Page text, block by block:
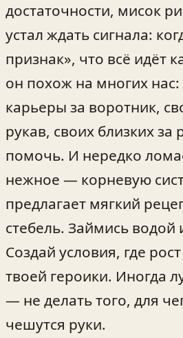
достаточности, мисок
устал ждать сигнала:
признак», что всё идёт
он похож на многих
карьеры за воротник,
рукав, своих близких
помочь. И нередко
нежное — корневую
предлагает мягкий
стебель. Займись
Создай условия, где
твоей героики. Иногда
— не делать того, для
чешутся руки.